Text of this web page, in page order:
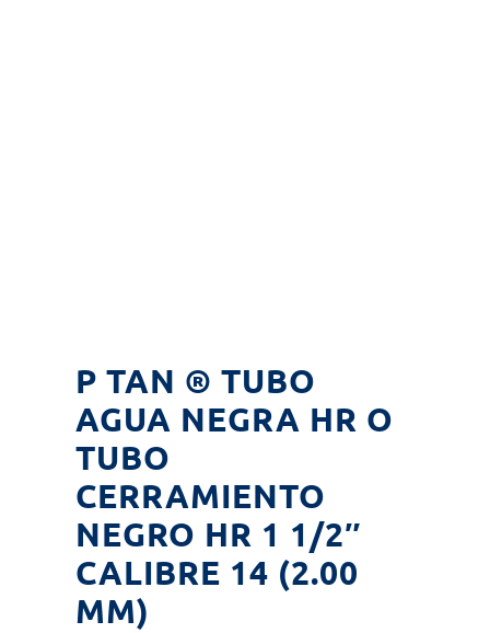
P TAN ® TUBO
AGUA NEGRA HR O
TUBO
CERRAMIENTO
NEGRO HR 1 1/2″
CALIBRE 14 (2.00
MM)